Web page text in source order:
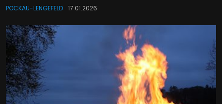
POCKAU-LENGEFELD 17.01.2026